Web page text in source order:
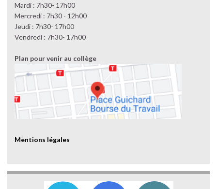
Mardi : 7h30- 17h00
Mercredi : 7h30 - 12h00
Jeudi : 7h30- 17h00
Vendredi : 7h30- 17h00
Plan pour venir au collège
Mentions légales